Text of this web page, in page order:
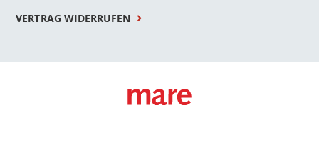
VERTRAG WIDERRUFEN